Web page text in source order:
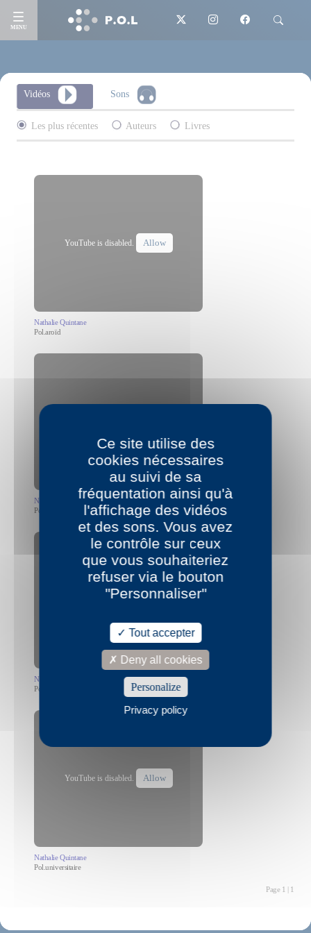
MENU
Vidéos Sons
Les plus récentes Auteurs Livres
YouTube is disabled. Allow
Nathalie Quintane
Pol.aroïd
Nathalie Quintane
Pol.itique
YouTube is disabled. Allow
Nathalie Quintane
Pol.ogne
YouTube is disabled. Allow
Nathalie Quintane
Pol.universitaire
Page 1 | 1
Ce site utilise des
cookies nécessaires
au suivi de sa
fréquentation ainsi qu'à
l'affichage des vidéos
et des sons. Vous avez
le contrôle sur ceux
que vous souhaiteriez
refuser via le bouton
"Personnaliser"
Tout accepter
Deny all cookies
Personalize
Privacy policy